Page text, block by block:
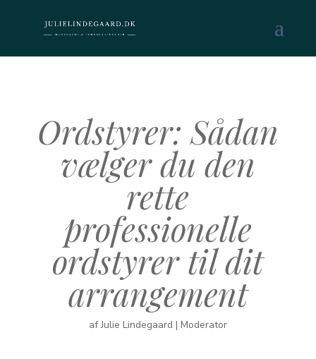
Ordstyrer: Sådan
vælger du den
rette
professionelle
ordstyrer til dit
arrangement
afJulie Lindegaard | Moderator